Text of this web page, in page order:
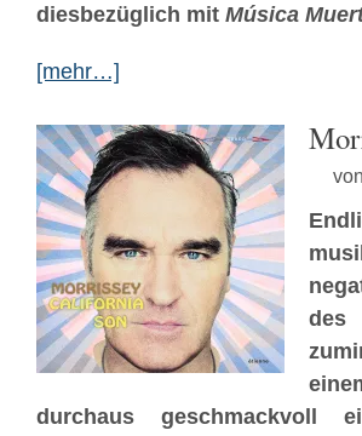
diesbezüglich mit Música
[mehr…]
von
durchaus geschmackvoll